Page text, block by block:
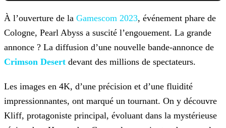
À l’ouverture de la Gamescom 2023, événement phare de
Cologne, Pearl Abyss a suscité l’engouement. La grande
annonce ? La diffusion d’une nouvelle bande-annonce de
Crimson Desert devant des millions de spectateurs.
Les images en 4K, d’une précision et d’une fluidité
impressionnantes, ont marqué un tournant. On y découvre
Kliff, protagoniste principal, évoluant dans la mystérieuse